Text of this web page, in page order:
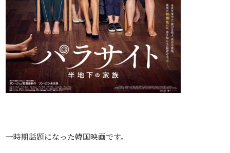
一時期話題になった韓国映画です。